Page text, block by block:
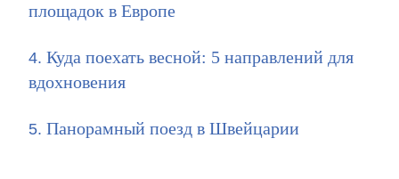
площадок в Европе
Куда поехать весной: 5 направлений для
вдохновения
Панорамный поезд в Швейцарии